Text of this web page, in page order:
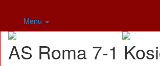
Menu
AS Roma 7-1